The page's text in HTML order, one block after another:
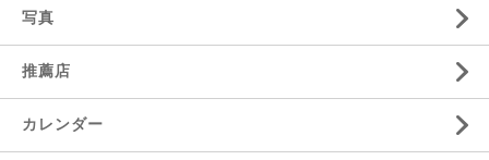
写真
推薦店
カレンダー